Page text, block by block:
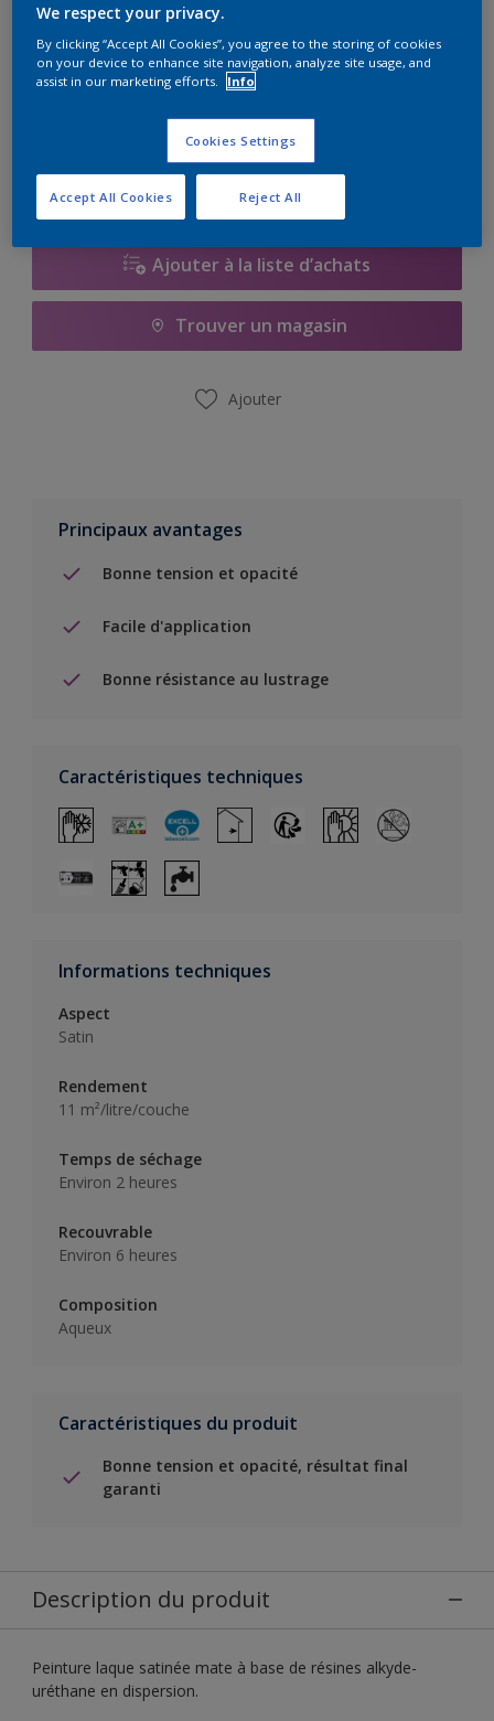
1L
Quantité Calculateur de peinture
Calculer
Ajouter à la liste d’achats
Trouver un magasin
Ajouter
Principaux avantages
Bonne tension et opacité
Facile d'application
Bonne résistance au lustrage
Caractéristiques techniques
Informations techniques
Aspect
Satin
Rendement
11 m²/litre/couche
Temps de séchage
Environ 2 heures
Recouvrable
Environ 6 heures
Composition
Aqueux
Caractéristiques du produit
Bonne tension et opacité, résultat final
garanti
Description du produit
Peinture laque satinée mate à base de résines alkyde-
uréthane en dispersion.
We respect your privacy.
By clicking “Accept All Cookies”, you agree to the storing of cookies
on your device to enhance site navigation, analyze site usage, and
assist in our marketing efforts.
Info
Cookies Settings
Reject All
Accept All Cookies